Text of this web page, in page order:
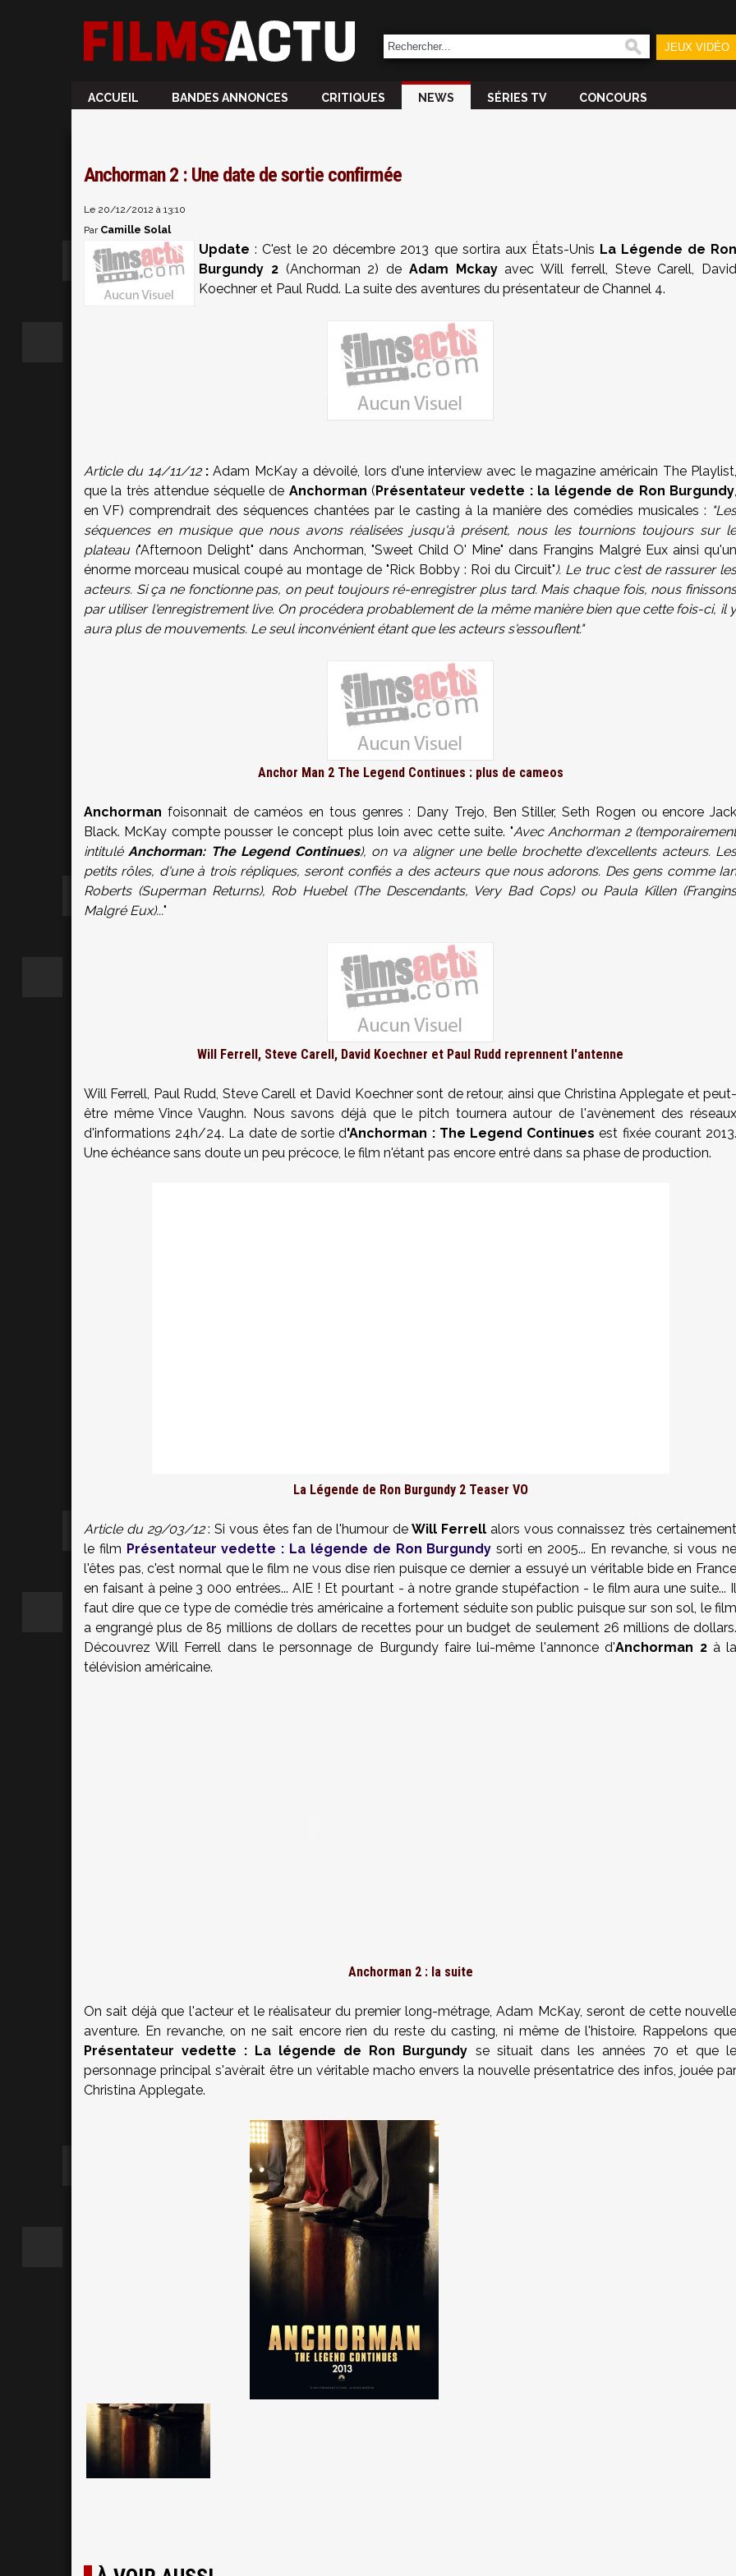
JEUX VIDÉO
ACCUEIL BANDES ANNONCES CRITIQUES NEWS SÉRIES TV CONCOURS
Anchorman 2 : Une date de sortie confirmée
Le 20/12/2012 à 13:10
Par Camille Solal
Update : C'est le 20 décembre 2013 que sortira aux États-Unis La Légende de Ron
Burgundy 2(Anchorman 2) de Adam Mckayavec Will ferrell, Steve Carell, David
Koechner et Paul Rudd. La suite des aventures du présentateur de Channel 4.
Article du 14/11/12 :Adam McKay a dévoilé, lors d'une interview avec le magazine américain The Playlist,
que la très attendue séquelle de Anchorman (Présentateur vedette : la légende de Ron Burgundy,
en VF) comprendrait des séquences chantées par le casting à la manière des comédies musicales : "Les
séquences en musique que nous avons réalisées jusqu'à présent, nous les tournions toujours sur le
plateau ("Afternoon Delight" dans Anchorman, "Sweet Child O' Mine" dans Frangins Malgré Eux ainsi qu'un
énorme morceau musical coupé au montage de "Rick Bobby : Roi du Circuit"). Le truc c'est de rassurer
acteurs. Si ça ne fonctionne pas, on peut toujours ré-enregistrer plus tard. Mais chaque fois, nous finissons
par utiliser l'enregistrement live. On procédera probablement de la même manière bien que cette fois-ci, il y
aura plus de mouvements. Le seul inconvénient étant que les acteurs s'essouflent."
Anchor Man 2 The Legend Continues : plus de cameos
Anchorman foisonnait de caméos en tous genres : Dany Trejo, Ben Stiller, Seth Rogen ou encore Jack
Black. McKay compte pousser le concept plus loin avec cette suite. "Avec Anchorman 2
intituléAnchorman: The Legend Continues), on va aligner une belle brochette d'excellents acteurs.
petits rôles, d'une à trois répliques, seront confiés a des acteurs que nous adorons. Des gens comme Ian
Roberts (Superman Returns), Rob Huebel (The Descendants, Very Bad Cops) ou Paula Killen (Frangins
Malgré Eux)..."
Will Ferrell, Steve Carell, David Koechner et Paul Rudd reprennent l'antenne
Will Ferrell, Paul Rudd, Steve Carell et David Koechner sont de retour, ainsi que Christina Applegate et peut-
être même Vince Vaughn. Nous savons déjà que le pitch tournera autour de l'avènement des réseaux
d'informations 24h/24. La date de sortie d'Anchorman : The Legend Continues est fixée courant 2013.
Une échéance sans doute un peu précoce, le film n'étant pas encore entré dans sa phase de production.
La Légende de Ron Burgundy 2 Teaser VO
Article du 29/03/12: Si vous êtes fan de l'humour deWill Ferrell alors vous connaissez très certainement
le film Présentateur vedette : La légende de Ron Burgundy sorti en 2005... En revanche, si vous ne
l'êtes pas, c'est normal que le film ne vous dise rien puisque ce dernier a essuyé un véritable bide en France
en faisant à peine 3 000 entrées... AIE ! Et pourtant - à notre grande stupéfaction - le film aura une suite... Il
faut dire que ce type de comédie très américaine a fortement séduite son public puisque sur son sol, le film
a engrangé plus de 85 millions de dollars de recettes pour un budget de seulement 26 millions de dollars.
Découvrez Will Ferrell dans le personnage de Burgundy faire lui-même l'annonce d'Anchorman 2à la
télévision américaine.
Anchorman 2 : la suite
On sait déjà que l'acteur et le réalisateur du premier long-métrage, Adam McKay, seront de cette nouvelle
aventure. En revanche, on ne sait encore rien du reste du casting, ni même de l'histoire. Rappelons que
Présentateur vedette : La légende de Ron Burgundy se situait dans les années 70 et que le
personnage principal s'avèrait être un véritable macho envers la nouvelle présentatrice des infos, jouée par
Christina Applegate.